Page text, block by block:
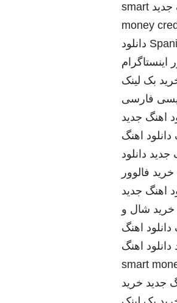
جدید smart
money
دانلود
اینستاگرام
بک لینک
فارسی
اهنگ جدید
دانلود اهنگ
جدید دانلود
خرید فالوور
اهنگ جدید
خرید شال و
دانلود اهنگ
دانلود اهنگ
smart
جدید خرید